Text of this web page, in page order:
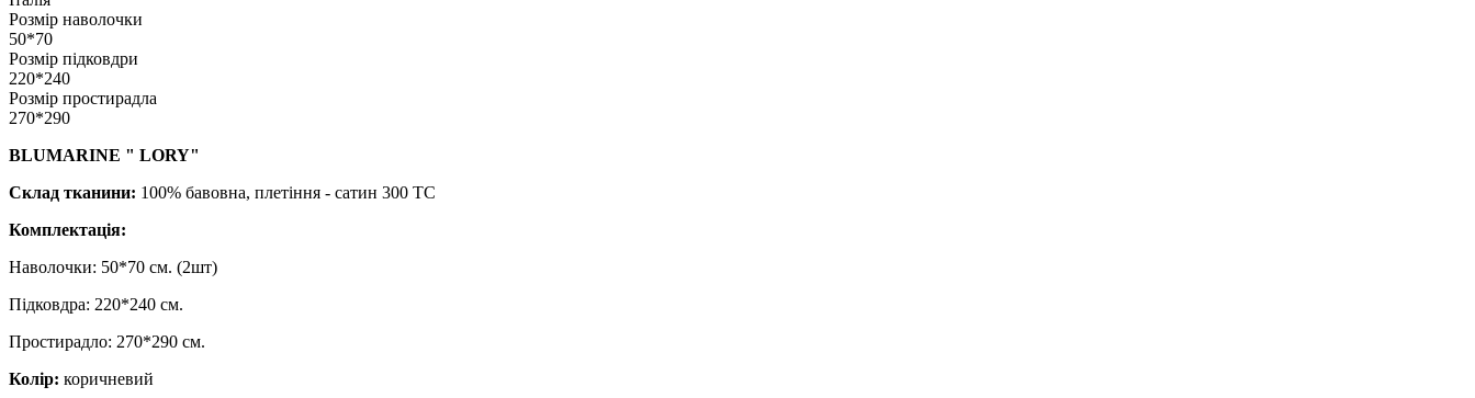
Розмір наволочки
50*70
Розмір підковдри
220*240
Розмір простирадла
270*290
BLUMARINE " LORY"
Склад тканини: 100% бавовна, плетіння - сатин 300 TC
Комплектація:
Наволочки: 50*70 см. (2шт)
Підковдра: 220*240 см.
Простирадло: 270*290 см.
Колір: коричневий